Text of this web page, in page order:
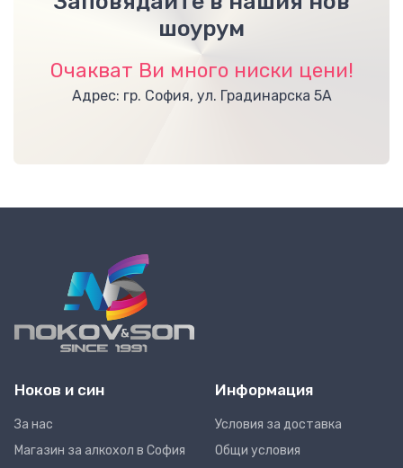
шоурум
Очакват Ви много ниски цени!
Адрес: гр. София, ул. Градинарска 5А
Ноков и син
За нас
Магазин за алкохол в София
Информация
Условия за доставка
Общи условия